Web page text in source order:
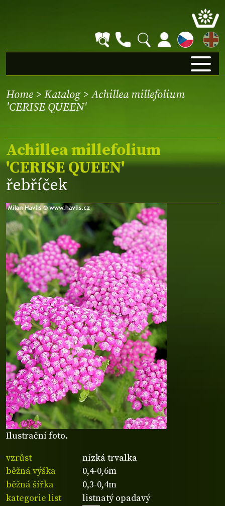
EN
Home > Katalog> Achillea millefolium
'CERISE QUEEN'
Ilustrační foto.
Achillea millefolium
'CERISE QUEEN'
řebříček
vzrůst
nízká trvalka
běžná výška
0,4-0,6m
běžná šířka
0,3-0,4m
kategorie list
listnatý opadavý